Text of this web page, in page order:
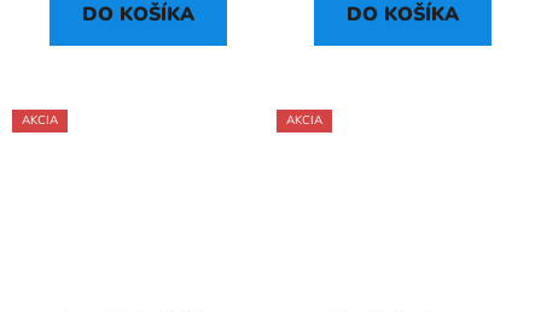
DO KOŠÍKA DO KOŠÍKA
AKCIA AKCIA